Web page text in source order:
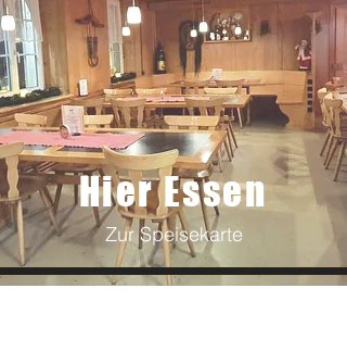
Hier Essen
Zur Speisekarte